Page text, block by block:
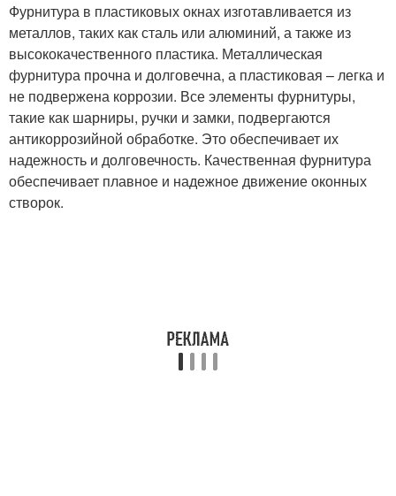
Фурнитура в пластиковых окнах изготавливается из
металлов, таких как сталь или алюминий, а также из
высококачественного пластика. Металлическая
фурнитура прочна и долговечна, а пластиковая – легка и
не подвержена коррозии. Все элементы фурнитуры,
такие как шарниры, ручки и замки, подвергаются
антикоррозийной обработке. Это обеспечивает их
надежность и долговечность. Качественная фурнитура
обеспечивает плавное и надежное движение оконных
створок.